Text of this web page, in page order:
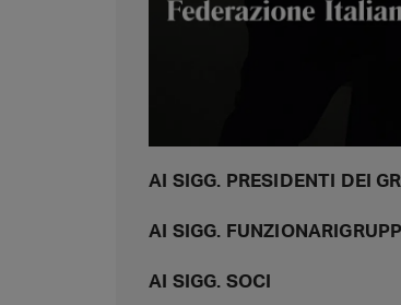
AI SIGG. PRESIDENTI DEI
AI SIGG.
AI SIGG. SOCI